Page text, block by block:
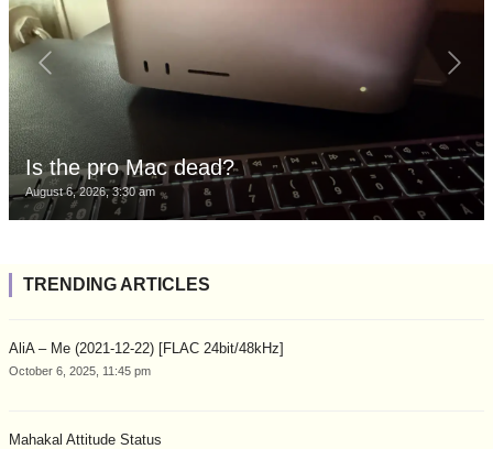
Is the pro Mac dead?
August 6, 2026, 3:30 am
TRENDING ARTICLES
AliA – Me (2021-12-22) [FLAC 24bit/48kHz]
October 6, 2025, 11:45 pm
Mahakal Attitude Status